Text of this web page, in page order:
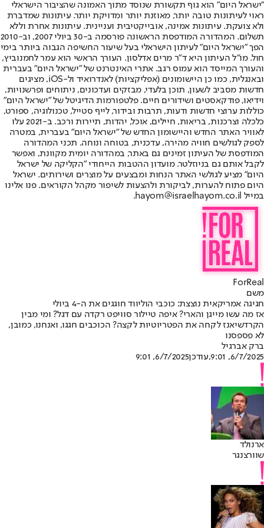
"ישראל היום" הוא גוף תקשורת שנוסד מתוך האמונה שהציבור הישראלי
ראוי לעיתונות טובה יותר, מאוזנת יותר ומדויקת יותר. עיתונות שמדברת
ולא צועקת. עיתונות אמינה, אובייקטיבית ועניינית. עיתונות אחרת וללא
תשלום. המהדורה המודפסת הראשונה פורסמה ב-30 ביולי 2007, וב-2010
הפך "ישראל היום" לעיתון הישראלי בעל שיעור החשיפה הגבוה ביותר בימי
חול. מו"ל העיתון היא ד"ר מרים אדלסון. העורך הראשי הוא עמר לחמנוביץ,
והעורך המייסד הוא עמוס רגב. אתרי האינטרנט של "ישראל היום" בעברית
ובאנגלית, כמו כן היישומונים (אפליקציות) לאנדרואיד ול-iOS, מציגים
חדשות מסביב לשעון, תוכן בלעדי, מבזקים ועדכונים, ניתוחים ופרשנויות,
וידיאו, פודקאסטים ושידורים חיים. פלטפורמות הדיגיטל של "ישראל היום"
כוללות ערוצי חדשות ודעות, תרבות ובידור, לייף סטייל, טכנולוגיה, ספורט,
כלכלה וצרכנות, בריאות, חיילים, אוכל, יהדות, תיירות ורכב. ב-2021 עלו
לאוויר האתר החדש והיישומון החדש של "ישראל היום" בעברית, במטרה
לספק לגולשים חוויה מהירה, עדכנית, בטוחה ונוחה. תכני המהדורה
המודפסת של העיתון זמינים גם באתר, במהדורה יומית מקוונת, ואפשר
לקבל אותם גם בניוזלטר. מועדון ההטבות הייחודי "הקליקה של ישראל
היום" מציע לגולשי האתר הנחות ומבצעים על מוצרים ושירותים. ישראל
היום פתוח להערות, לביקורת ולהצעות לשיפור מקהל הקוראים. פנו אלינו
במייל hayom@israelhayom.co.il.
ForReal
משם
חגיגה אמריקאית נוצצת: כוכבי הוליווד חוגגים את ה-4 ביולי
אז מה עשו מייגן והארי? איפה טיילור סוויפט רקדה עם דגל? ומי מבין
הקרדשיאנז לקחה את הפטריוטיות לקצה? הכוכבים חגגו, ואנחנו, כמובן,
לא פספסנו
ברק אברגיל
6/7/2025, 9:01
,עודכן6/7/2025, 9:01
ארנולד
שוורצנגר